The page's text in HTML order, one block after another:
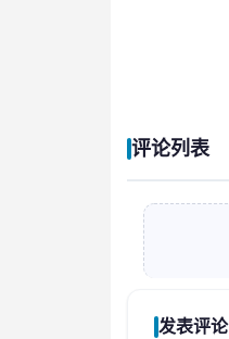
评论列表
发表评论